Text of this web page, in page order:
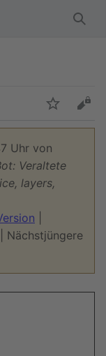
Uhr von
Veraltete
layers,
Nächstjüngere